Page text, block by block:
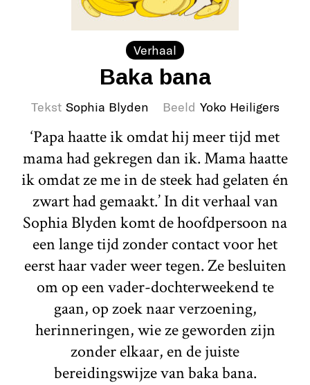
Verhaal
Baka bana
Tekst Sophia Blyden Beeld Yoko Heiligers
‘Papa haatte ik omdat hij meer tijd met
mama had gekregen dan ik. Mama haatte
ik omdat ze me in de steek had gelaten én
zwart had gemaakt.’ In dit verhaal van
Sophia Blyden komt de hoofdpersoon na
een lange tijd zonder contact voor het
eerst haar vader weer tegen. Ze besluiten
om op een vader-dochterweekend te
gaan, op zoek naar verzoening,
herinneringen, wie ze geworden zijn
zonder elkaar, en de juiste
bereidingswijze van baka bana.